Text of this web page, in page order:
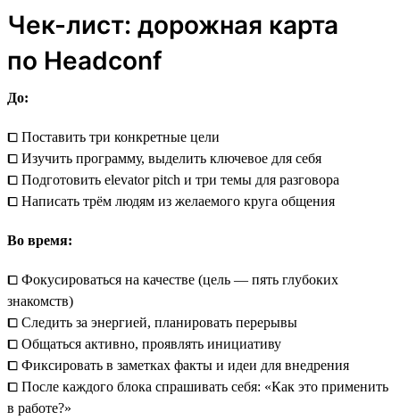
Чек-лист: дорожная карта
по Headсonf
До:
⧠ Поставить три конкретные цели
⧠ Изучить программу, выделить ключевое для себя
⧠ Подготовить elevator pitch и три темы для разговора
⧠ Написать трём людям из желаемого круга общения
Во время:
⧠ Фокусироваться на качестве (цель — пять глубоких
знакомств)
⧠ Следить за энергией, планировать перерывы
⧠ Общаться активно, проявлять инициативу
⧠ Фиксировать в заметках факты и идеи для внедрения
⧠ После каждого блока спрашивать себя: «Как это применить
в работе?»